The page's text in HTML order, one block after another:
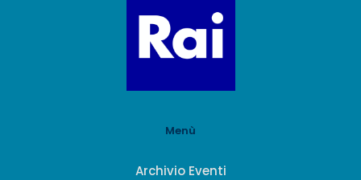
Menù
Archivio Eventi